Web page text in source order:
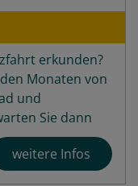
erkunden?
Monaten von
und
Sie dann
im Atlantik.
Flores,
São Miguel,...
weitere Infos